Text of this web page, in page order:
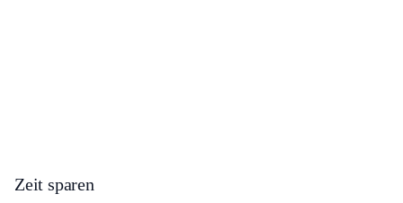
Zeit sparen